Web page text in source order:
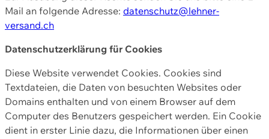
Mail an folgende Adresse: datenschutz@lehner-
versand.ch
Datenschutzerklärung für Cookies
Diese Website verwendet Cookies. Cookies sind
Textdateien, die Daten von besuchten Websites oder
Domains enthalten und von einem Browser auf dem
Computer des Benutzers gespeichert werden. Ein Cookie
dient in erster Linie dazu, die Informationen über einen